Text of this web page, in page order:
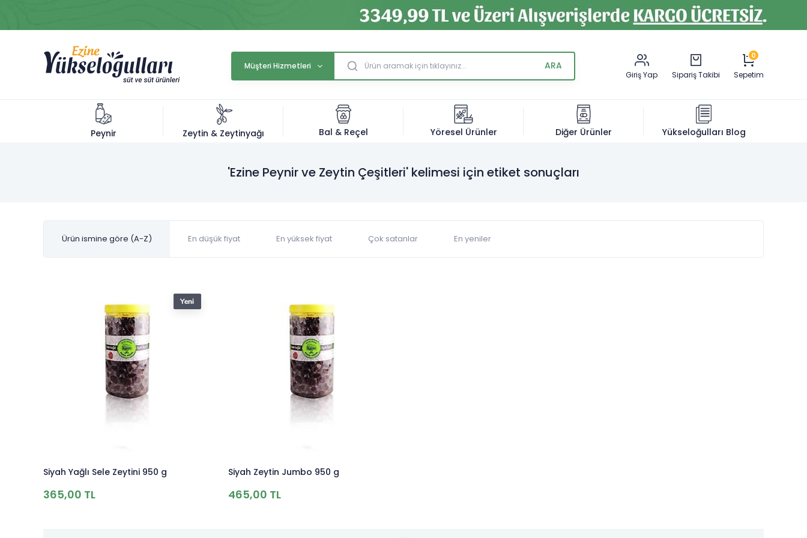
Müşteri Hizmetleri
Giriş Yap
Sipariş Takibi
0
Sepetim
Peynir Zeytin & Zeytinyağı Bal & Reçel Yöresel Ürünler Diğer Ürünler Yükseloğulları Blog
'Ezine Peynir ve Zeytin Çeşitleri' kelimesi için etiket sonuçları
Ürün ismine göre (A-Z) En düşük fiyat En yüksek fiyat Çok satanlar En yeniler
Siyah Yağlı Sele Zeytini 950 g
365,00 TL
Siyah Zeytin Jumbo 950 g
465,00 TL